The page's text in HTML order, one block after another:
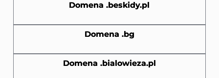
Domena .beskidy.pl
Domena .bg
Domena .bialowieza.pl